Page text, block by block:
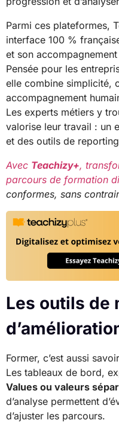
Parmi ces plateformes,
interface 100 %
et son
Pensée pour les
elle combine simplicité,
accompagnement
Les experts métiers y
valorise leur travail : un
et des outils de
Avec Teachizy+,
parcours de formation
conformes, sans
Les outils de
Former, c’est aussi savoir
Les tableaux de bord,
Values ou valeurs
d’analyse permettent
d’ajuster les parcours.